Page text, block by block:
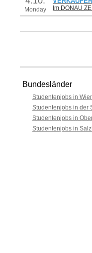
Monday Im DONAU
Bundesländer
Studentenjobs in
Studentenjobs in der
Studentenjobs in
Studentenjobs in